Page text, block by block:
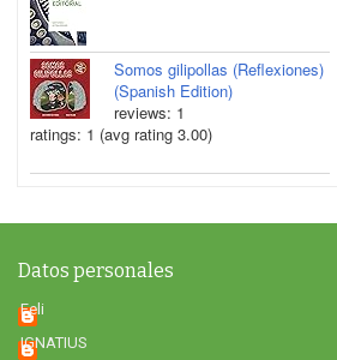
Somos gilipollas (Reflexiones)
(Spanish Edition)
reviews: 1
ratings: 1 (avg rating 3.00)
Datos personales
Feli
IGNATIUS